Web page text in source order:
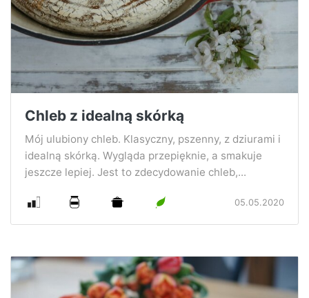
Chleb z idealną skórką
Mój ulubiony chleb. Klasyczny, pszenny, z dziurami i
idealną skórką. Wygląda przepięknie, a smakuje
jeszcze lepiej. Jest to zdecydowanie chleb,...
05.05.2020